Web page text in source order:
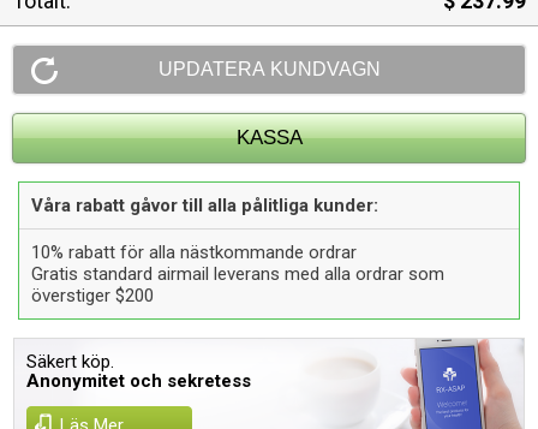
Våra rabatt gåvor till alla pålitliga kunder:
10% rabatt för alla nästkommande ordrar
Gratis standard airmail leverans med alla ordrar som
överstiger $200
Säkert köp.
Anonymitet och sekretess